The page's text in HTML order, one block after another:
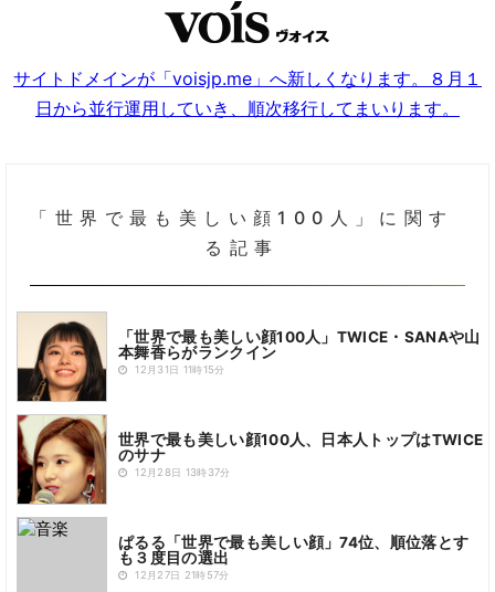
サイトドメインが「voisjp.me」へ新しくなります。８月１
日から並行運用していき、順次移行してまいります。
「世界で最も美しい顔100人」に関す
る記事
「世界で最も美しい顔100人」TWICE・SANAや山
本舞香らがランクイン
12月31日 11時15分
世界で最も美しい顔100人、日本人トップはTWICE
のサナ
12月28日 13時37分
ぱるる「世界で最も美しい顔」74位、順位落とす
も３度目の選出
12月27日 21時57分